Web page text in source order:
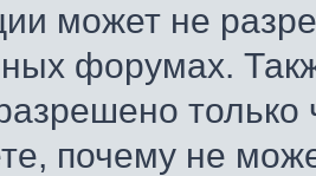
может не
форумах.
почему не